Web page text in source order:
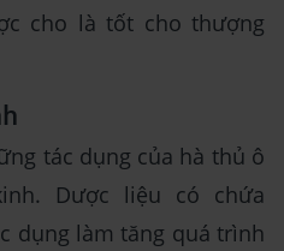
cho là tốt cho thượng
tác dụng của hà thủ ô
Dược liệu có chứa
dụng làm tăng quá trình